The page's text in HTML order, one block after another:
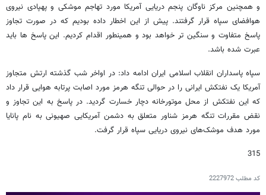
و همچنین مرکز ناوگان پنجم دریایی آمریکا مورد تهاجم موشکی و پهپادی نیروی
هوافضای سپاه قرار گرفتند. پیش از این اخطار داده بودیم که در صورت تجاوز
پاسخ متفاوت و سنگین تر خواهد بود و همینطور اقدام کردیم. این پاسخ ها باید
عبرت شده باشد.
سپاه پاسداران انقلاب اسلامی ایران ادامه داد: در اواخر شب گذشته ارتش متجاوز
آمریکا یک نفتکش ایرانی را در حوالی تنگه هرمز مورد اصابت پرتابه هوایی قرار داد
که این نفتکش از محل موتورخانه دچار خسارت گردید. در پاسخ به این تجاوز و
نقض مقررات تنگه هرمز شناور متعلق به دشمن آمریکایی صهیونی به نام پانایا
مورد هدف موشک‌های نیروی دریایی سپاه قرار گرفت.
315
کد مطلب2227972